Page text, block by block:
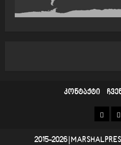
კონტაქტი
2015-2026